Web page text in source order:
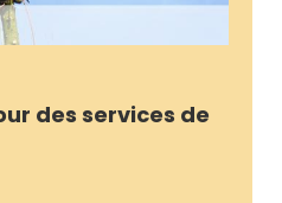
des services de